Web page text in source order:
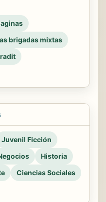
brigadas mixtas
Juvenil Ficción
Historia
Ciencias Sociales